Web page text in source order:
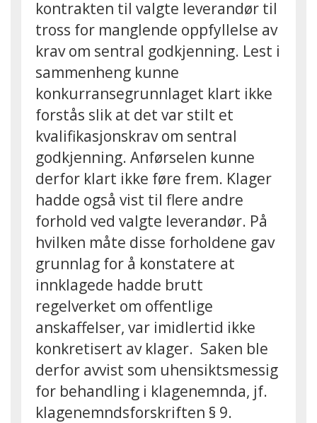
kontrakten til valgte leverandør til
tross for manglende oppfyllelse av
krav om sentral godkjenning. Lest i
sammenheng kunne
konkurransegrunnlaget klart ikke
forstås slik at det var stilt et
kvalifikasjonskrav om sentral
godkjenning. Anførselen kunne
derfor klart ikke føre frem. Klager
hadde også vist til flere andre
forhold ved valgte leverandør. På
hvilken måte disse forholdene gav
grunnlag for å konstatere at
innklagede hadde brutt
regelverket om offentlige
anskaffelser, var imidlertid ikke
konkretisert av klager. Saken ble
derfor avvist som uhensiktsmessig
for behandling i klagenemnda, jf.
klagenemndsforskriften § 9.